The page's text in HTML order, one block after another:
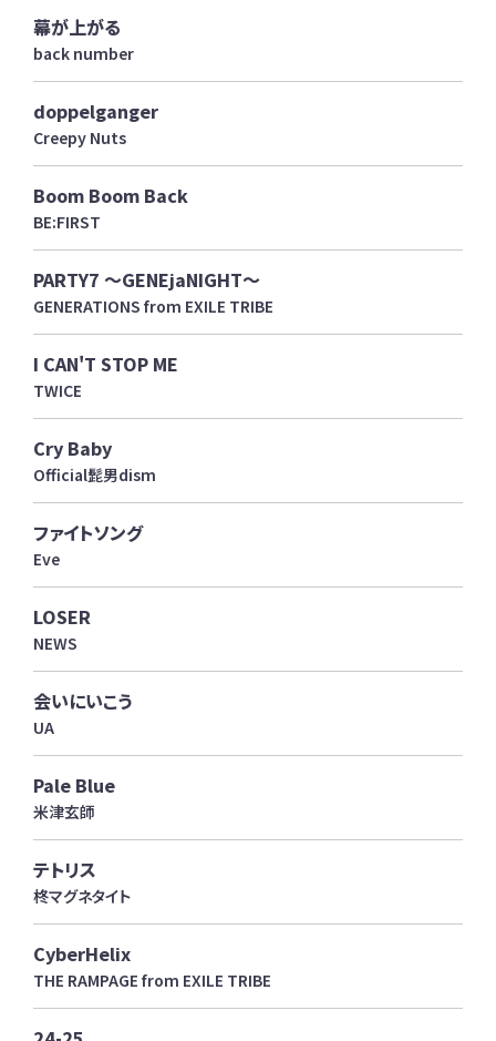
幕が上がる
back number
doppelganger
Creepy Nuts
Boom Boom Back
BE:FIRST
PARTY7 ～GENEjaNIGHT～
GENERATIONS from EXILE TRIBE
I CAN'T STOP ME
TWICE
Cry Baby
Official髭男dism
ファイトソング
Eve
LOSER
NEWS
会いにいこう
UA
Pale Blue
米津玄師
テトリス
柊マグネタイト
CyberHelix
THE RAMPAGE from EXILE TRIBE